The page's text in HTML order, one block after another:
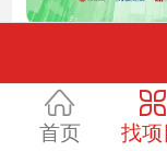
三棵树成立
装修漆、家具
康产品的研制
首页 找项